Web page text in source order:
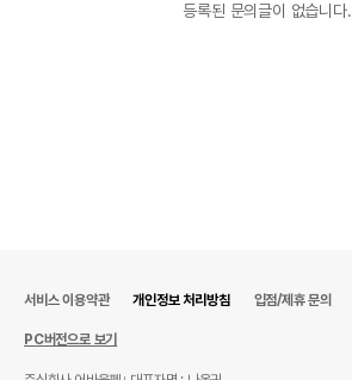
등록된 문의글이 없습니다.
서비스 이용약관 개인정보 처리방침 입점/제휴 문의
PC버전으로 보기